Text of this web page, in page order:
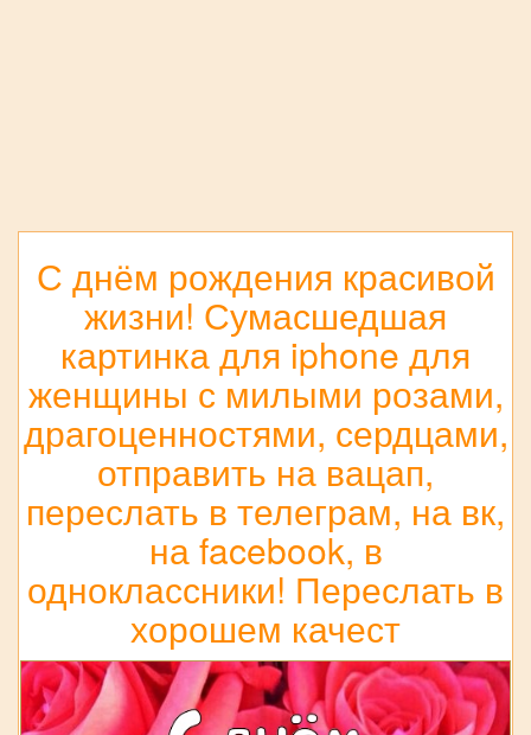
С днём рождения красивой
жизни! Сумасшедшая
картинка для iphone для
женщины с милыми розами,
драгоценностями, сердцами,
отправить на вацап,
переслать в телеграм, на вк,
на facebook, в
одноклассники! Переслать в
хорошем качест